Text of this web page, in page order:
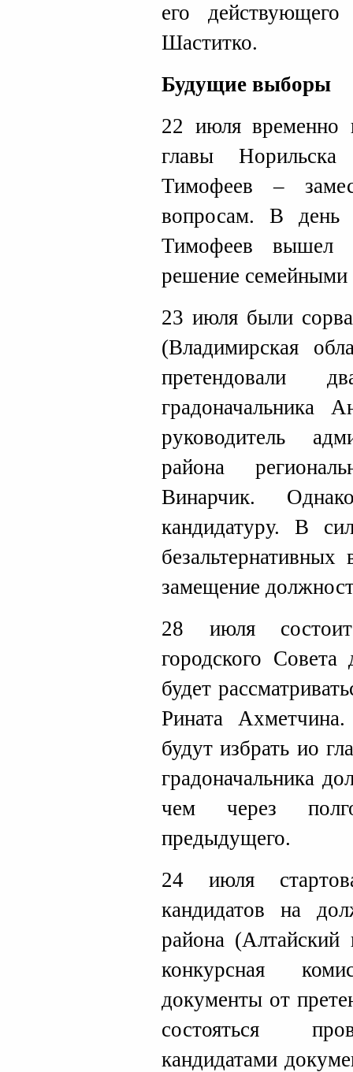
его действующего
Шаститко.
Будущие выборы
22 июля временно
главы
Тимофеев –
вопросам. В день
Тимофеев вышел
решение семейными
23 июля были
(Владимирская
руководитель
района
Винарчик.
кандидатуру. В
замещение
28 июля
городского
будет
Рината
будут избрать ио
градоначальника
чем через
предыдущего.
24 июля
кандидатов на
района
конкурсная
документы от
состояться
кандидатами